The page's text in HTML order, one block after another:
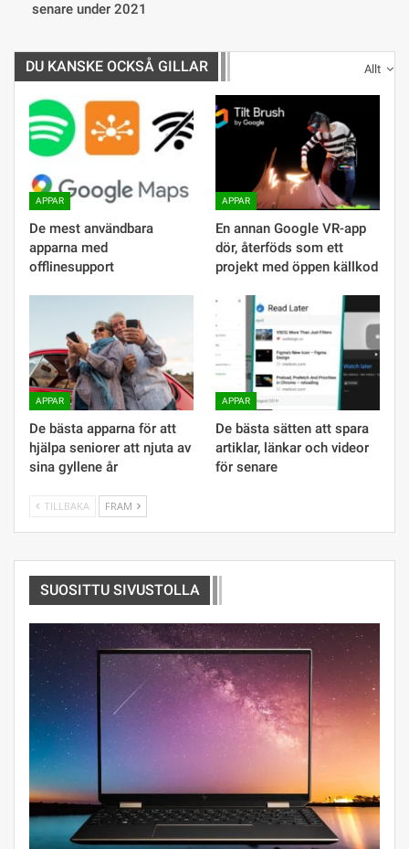
senare under 2021
Allt
DU KANSKE OCKSÅ GILLAR
APPAR
De mest användbara
apparna med
offlinesupport
APPAR
En annan Google VR-app
dör, återföds som ett
projekt med öppen källkod
APPAR
De bästa apparna för att
hjälpa seniorer att njuta av
sina gyllene år
APPAR
De bästa sätten att spara
artiklar, länkar och videor
för senare
TILLBAKA FRAM
SUOSITTU SIVUSTOLLA